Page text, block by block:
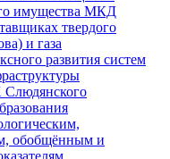
имущества МКД
твердого
и газа
развития систем
обобщённым и